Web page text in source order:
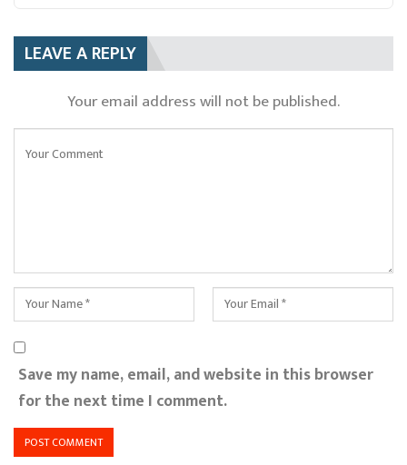
LEAVE A REPLY
Your email address will not be published.
Save my name, email, and website in this browser
for the next time I comment.